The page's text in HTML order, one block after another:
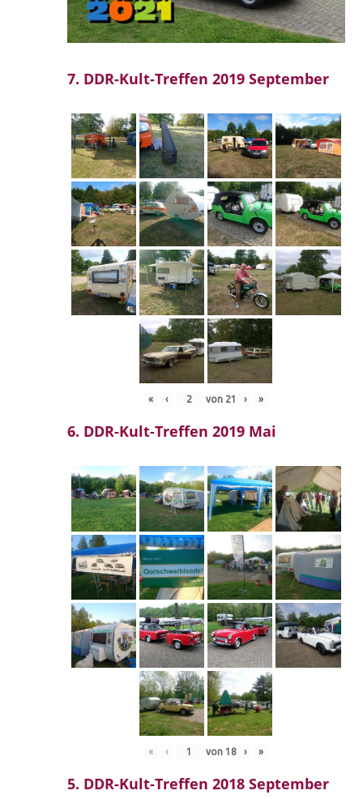
7. DDR-Kult-Treffen 2019 September
« ‹ von 21 › »
6. DDR-Kult-Treffen 2019 Mai
« ‹ von 18 › »
5. DDR-Kult-Treffen 2018 September